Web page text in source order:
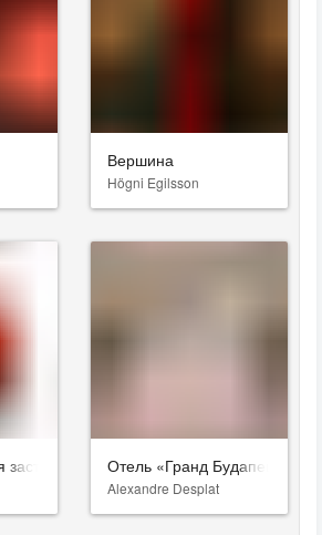
Вершина
Högni Egilsson
застряла в паутинеОтель «Гранд Будапешт»
Alexandre Desplat